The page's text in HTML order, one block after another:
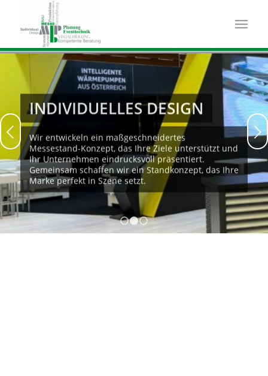
INDIVIDUELLES DESIGN
Wir entwickeln ein maßgeschneidertes
Messestand-Konzept, das Ihre Ziele unterstützt und
Ihr Unternehmen eindrucksvoll präsentiert.
Gemeinsam schaffen wir ein Standkonzept, das Ihre
Marke perfekt in Szene setzt.
Weiter
3